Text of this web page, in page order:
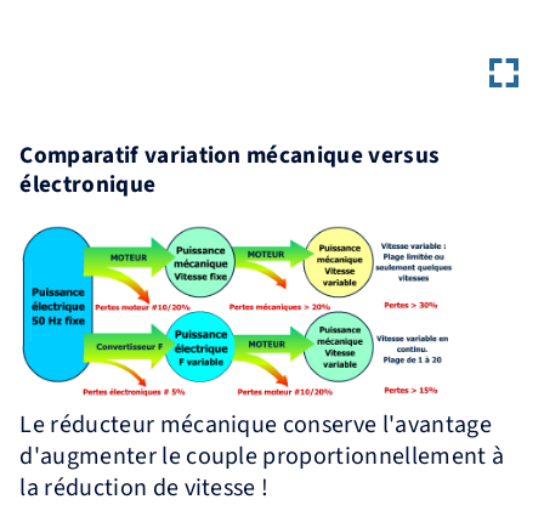
Comparatif variation mécanique versus
électronique
Le réducteur mécanique conserve l'avantage
d'augmenter le couple proportionnellement à
la réduction de vitesse !